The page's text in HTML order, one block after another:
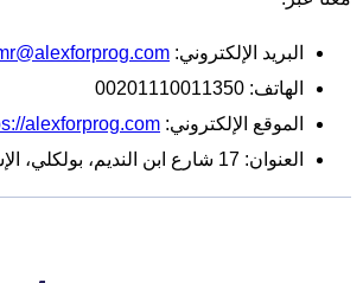
البريد الإلكتروني:
الهاتف: 00201110011350
الموقع الإلكتروني: alexforprog.com/
العنوان: 17 شارع ابن النديم، بولكلي، الإسكندرية، مصر